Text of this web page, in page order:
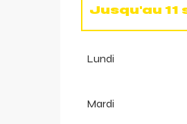
Jusqu'au 11
Lundi
Mardi